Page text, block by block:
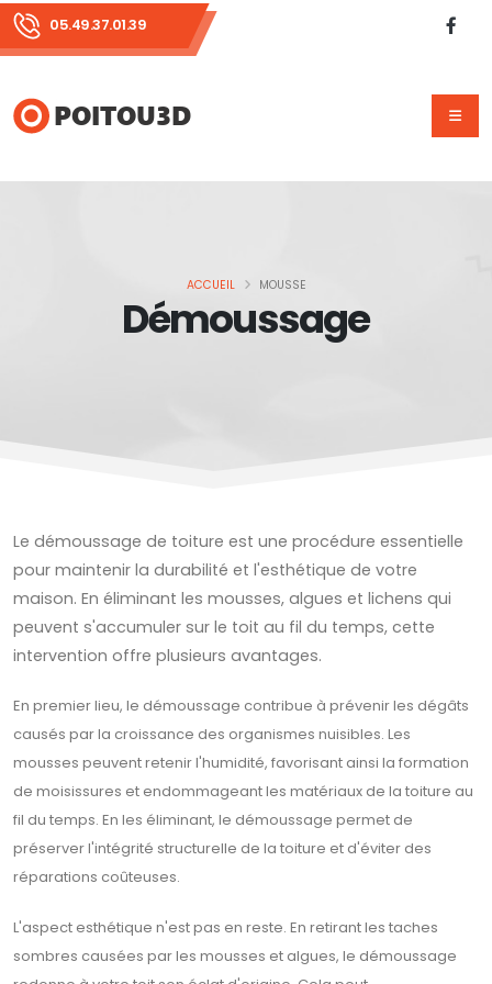
05.49.37.01.39
Démoussage
ACCUEIL MOUSSE
Le démoussage de toiture est une procédure essentielle
pour maintenir la durabilité et l'esthétique de votre
maison. En éliminant les mousses, algues et lichens qui
peuvent s'accumuler sur le toit au fil du temps, cette
intervention offre plusieurs avantages.
En premier lieu, le démoussage contribue à prévenir les dégâts
causés par la croissance des organismes nuisibles. Les
mousses peuvent retenir l'humidité, favorisant ainsi la formation
de moisissures et endommageant les matériaux de la toiture au
fil du temps. En les éliminant, le démoussage permet de
préserver l'intégrité structurelle de la toiture et d'éviter des
réparations coûteuses.
L'aspect esthétique n'est pas en reste. En retirant les taches
sombres causées par les mousses et algues, le démoussage